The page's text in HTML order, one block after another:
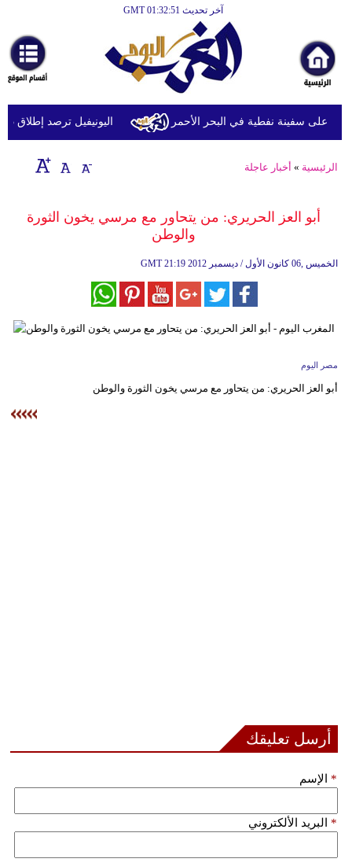
آخر تحديث GMT 01:32:51
أخبارعاجلة
رياضة
ثقافة
إقتصاد
وموسيقى
سياحة
اليونيفيل ترصد إطلاق 113 مقذوفا إسرائيليا على لبنان خلال يوم واحد على سفينة نفطية في البحر الأحمر
الرئيسية » أخبار عاجلة
أبو العز الحريري: من يتحاور مع مرسي يخون الثورة
والوطن
GMT 21:19 2012 الخميس ,06 كانون الأول / ديسمبر
مصر اليوم
أبو العز الحريري: من يتحاور مع مرسي يخون الثورة والوطن
أرسل تعليقك
الإسم *
البريد الألكتروني *